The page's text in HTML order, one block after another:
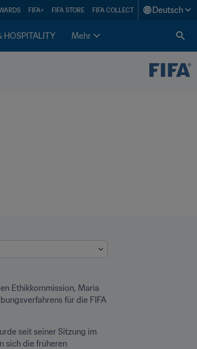
FIFA+ FIFA STORE FIFA COLLECT Deutsch
HOSPITALITY Mehr
Ethikkommission, Maria
für die FIFA
seit seiner Sitzung im
sich die früheren